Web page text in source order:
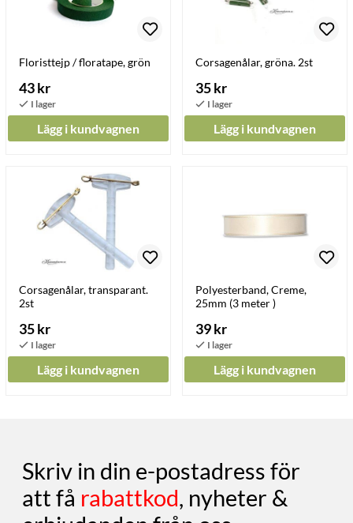
Floristtejp / floratape, grön
43 kr
Lägg i kundvagnen
Corsagenålar, gröna. 2st
35 kr
Lägg i kundvagnen
Corsagenålar, transparant.
2st
35 kr
Lägg i kundvagnen
Polyesterband, Creme,
25mm (3 meter )
39 kr
Lägg i kundvagnen
Skriv in din e-postadress för
att få rabattkod, nyheter &